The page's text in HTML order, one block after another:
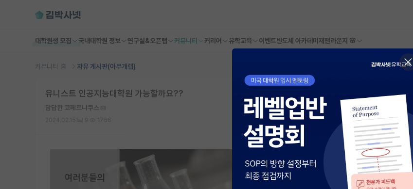
대학원생 모집 국내대학원 정보 연구실&오픈랩 커뮤니티 커리어 유학교육 이벤트반도체 아카데미 재팬라운지 🌸
커뮤니티 홈 자유 게시판(아무개랩)
유니스트 인공지능대학원 가능할까요??
답답한 코페르니쿠스
스크랩